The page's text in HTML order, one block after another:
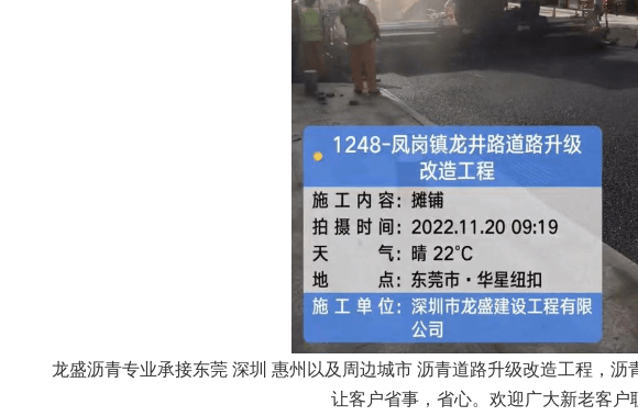
龙盛沥青专业承接东莞 深圳 惠州以及周边城市 沥青道路升级改造工程，沥
让客户省事，省心。欢迎广大新老客户